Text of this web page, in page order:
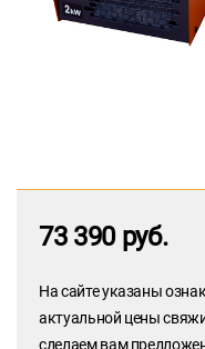
73 390 руб.
На сайте указаны
актуальной цены
сделаем вам